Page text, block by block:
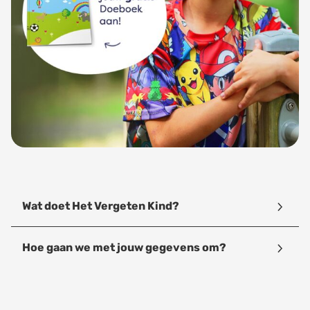
Wat doet Het Vergeten Kind?
Hoe gaan we met jouw gegevens om?